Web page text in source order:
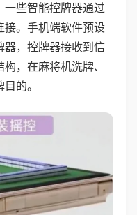
一些智能控牌器通过
接。手机端软件预设
器，控牌器接收到信
，在麻将机洗牌、
的。